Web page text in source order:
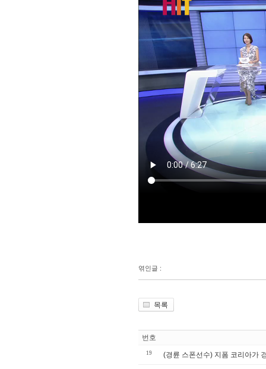
엮인글 :
목록
번호
19 (경륜 스폰선수) 지폼 코리아가